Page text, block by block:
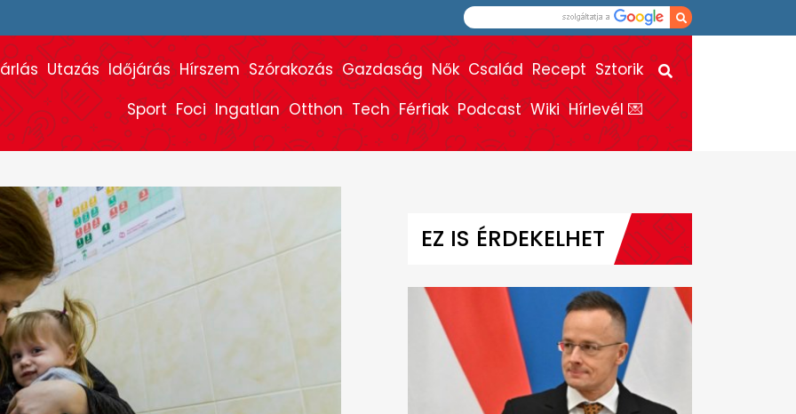
Utazás Időjárás Hírszem Szórakozás Gazdaság Nők Család Recept Sztorik
Sport Foci Ingatlan Otthon Tech Férfiak Podcast Wiki Hírlevél 💌
EZ IS ÉRDEKELHET